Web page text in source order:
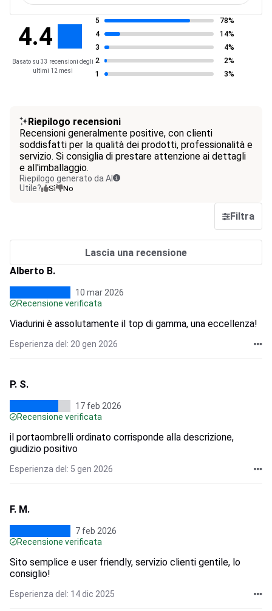
4.4
Basato su 33 recensioni degli
ultimi 12 mesi
5
78%
4
14%
3
4%
2
2%
1
3%
Riepilogo recensioni
Recensioni generalmente positive, con clienti
soddisfatti per la qualità dei prodotti, professionalità e
servizio. Si consiglia di prestare attenzione ai dettagli
e all'imballaggio.
Riepilogo generato da AI
Utile?
Sì No
Filtra
Lascia una recensione
Alberto B.
10 mar 2026
Recensione verificata
Viadurini è assolutamente il top di gamma, una eccellenza!
Esperienza del: 20 gen 2026
P. S.
17 feb 2026
Recensione verificata
il portaombrelli ordinato corrisponde alla descrizione,
giudizio positivo
Esperienza del: 5 gen 2026
F. M.
7 feb 2026
Recensione verificata
Sito semplice e user friendly, servizio clienti gentile, lo
consiglio!
Esperienza del: 14 dic 2025